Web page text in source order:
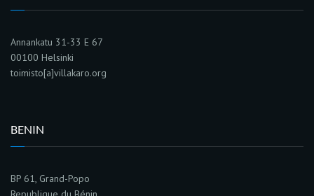
Annankatu 31-33 E 67
00100 Helsinki
toimisto[a]villakaro.org
BENIN
BP 61, Grand-Popo